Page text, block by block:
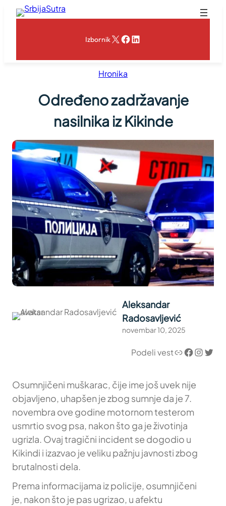
Skoči
IzbornikX Facebook
LinkedIn
Hronika
Određeno zadržavanje
nasilnika iz Kikinde
Aleksandar
Radosavljević
novembar 10, 2025
Podeli vestLink Facebook InstagramTwitter
Osumnjičeni muškarac, čije ime još uvek nije
objavljeno, uhapšen je zbog sumnje da je 7.
novembra ove godine motornom testerom
usmrtio svog psa, nakon što ga je životinja
ugrizla. Ovaj tragični incident se dogodio u
Kikindi i izazvao je veliku pažnju javnosti zbog
brutalnosti dela.
Prema informacijama iz policije, osumnjičeni
je, nakon što je pas ugrizao, u afektu